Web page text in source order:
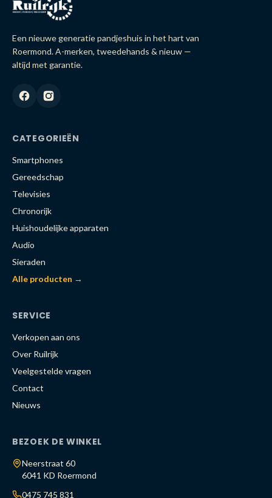
Een nieuwe generatie pandjeshuis in het hart van
Roermond. A-merken, tweedehands & nieuw —
altijd met garantie.
CATEGORIEËN
Smartphones
Gereedschap
Televisies
Chronorijk
Huishoudelijke apparaten
Audio
Sieraden
Alle producten →
SERVICE
Verkopen aan ons
Over Ruilrijk
Veelgestelde vragen
Contact
Nieuws
BEZOEK DE WINKEL
Neerstraat 60
6041 KD Roermond
0475 745 831